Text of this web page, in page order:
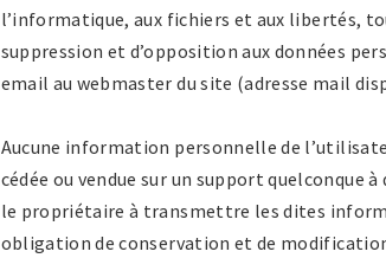
l’informatique, aux fichiers et aux libertés,
suppression et d’opposition aux données
email au webmaster du site (adresse mail
Aucune information personnelle de
cédée ou vendue sur un support quelconque
le propriétaire à transmettre les dites
obligation de conservation et de